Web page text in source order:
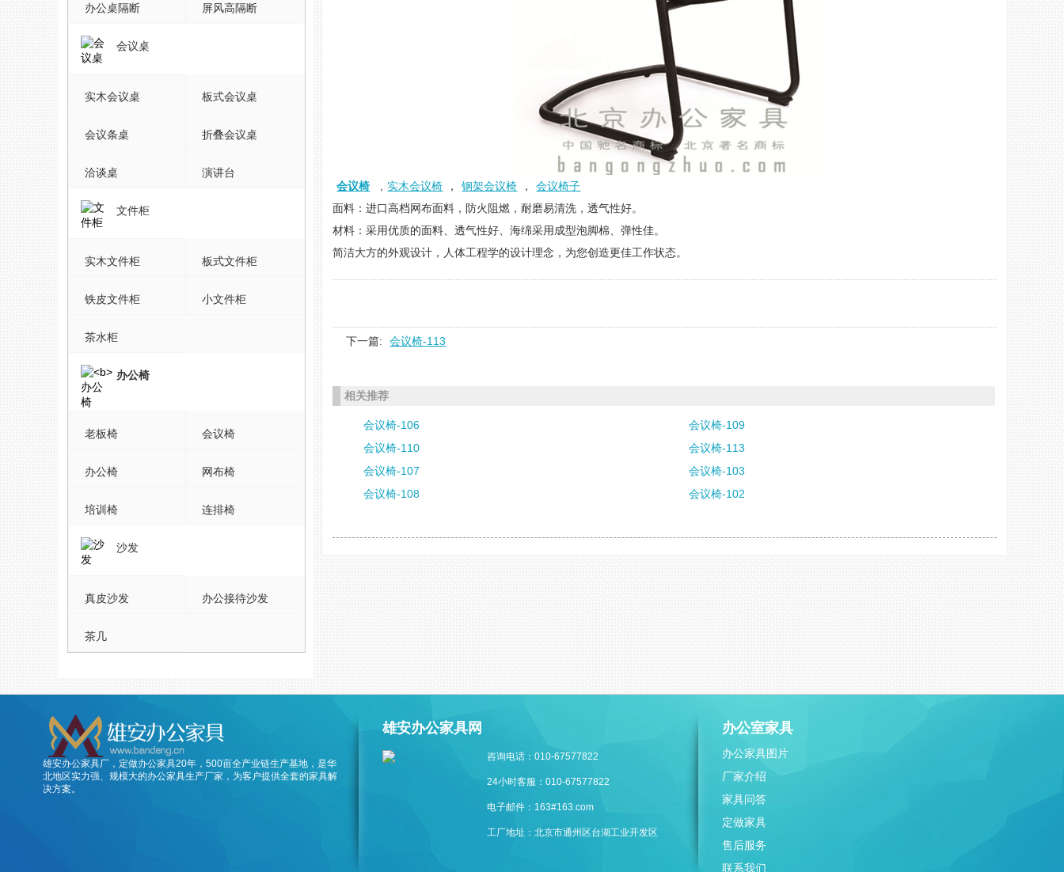
办公桌隔断 屏风高隔断
会议桌
实木会议桌 板式会议桌
会议条桌 折叠会议桌
洽谈桌 演讲台
文件柜
实木文件柜 板式文件柜
铁皮文件柜 小文件柜
茶水柜
办公椅
老板椅 会议椅
办公椅 网布椅
培训椅 连排椅
沙发
真皮沙发 办公接待沙发
茶几
会议椅 实木会议椅 ， 钢架会议椅 ，
会议椅子
面料：进口高档网布面料，防火阻燃，耐磨易清洗，透气性好。
材料：采用优质的面料、透气性好、海绵采用成型泡脚棉、弹性佳。
简洁大方的外观设计，人体工程学的设计理念，为您创造更佳工作状态。
下一篇: 会议椅-113
相关推荐
会议椅-106
会议椅-109
会议椅-110
会议椅-113
会议椅-107
会议椅-103
会议椅-108
会议椅-102
雄安办公家具厂，定做办公家具20年，500亩全产业链生产基地，是华
北地区实力强、规模大的办公家具生产厂家，为客户提供全套的家具解
决方案。
雄安办公家具网
咨询电话：010-67577822
24小时客服：010-67577822
电子邮件：163#163.com
工厂地址：北京市通州区台湖工业开发区
办公室家具
办公家具图片
厂家介绍
家具问答
定做家具
售后服务
联系我们